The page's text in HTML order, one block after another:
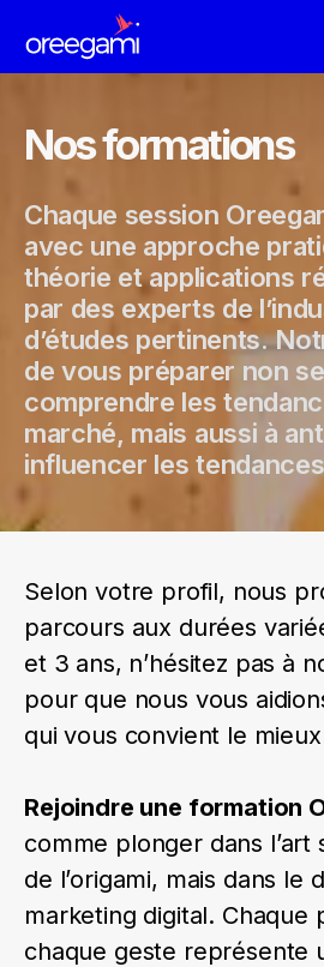
Nos formations
Chaque session
avec une approche
théorie et applications
par des experts de
d’études pertinents.
de vous préparer non
comprendre les
marché, mais aussi à
influencer les
Selon votre profil, nous
parcours aux durées
et 3 ans, n’hésitez pas à
pour que nous vous
qui vous convient le
Rejoindre une formation
comme plonger dans l’art
de l’origami, mais dans le
marketing digital. Chaque
chaque geste représente